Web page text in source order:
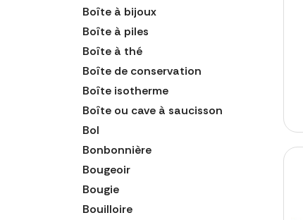
Boîte à bijoux
Boîte à piles
Boîte à thé
Boîte de conservation
Boîte isotherme
Boîte ou cave à saucisson
Bol
Bonbonnière
Bougeoir
Bougie
Bouilloire